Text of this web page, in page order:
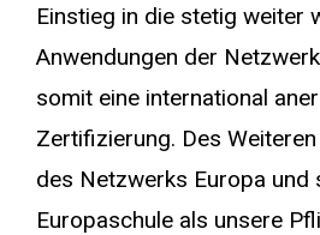
Einstieg in die stetig weiter
Anwendungen der
somit eine international
Zertifizierung. Des
des Netzwerks Europa und
Europaschule als unsere